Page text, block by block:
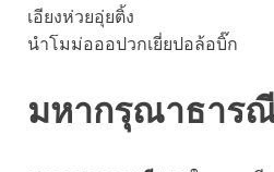
เอียงห่วยอุ่ยติ้ง
นำโมม่อออปวกเยี่ยปอล้อบิ๊ก
มหากรุณาธาร